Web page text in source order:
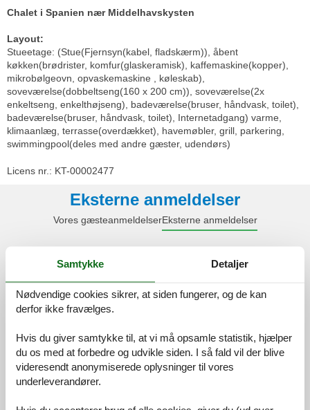
Chalet i Spanien nær Middelhavskysten
Layout:
Stueetage: (Stue(Fjernsyn(kabel, fladskærm)), åbent
køkken(brødrister, komfur(glaskeramisk), kaffemaskine(kopper),
mikrobølgeovn, opvaskemaskine , køleskab),
soveværelse(dobbeltseng(160 x 200 cm)), soveværelse(2x
enkeltseng, enkelthøjseng), badeværelse(bruser, håndvask, toilet),
badeværelse(bruser, håndvask, toilet), Internetadgang) varme,
klimaanlæg, terrasse(overdækket), havemøbler, grill, parkering,
swimmingpool(deles med andre gæster, udendørs)
Licens nr.: KT-00002477
Eksterne anmeldelser
Vores gæsteanmeldelserEksterne anmeldelser
4,6
10 eksterne anmeldelser
4,5 april 2026
Generel:
Insgesamt eine solide Wahl für einen kurzen Aufenthalt, Die
Schlafzimmer waren komfortabel, und die Klimaanlage hielt uns an
Samtykke Detaljer
Nødvendige cookies sikrer, at siden fungerer, og de kan
derfor ikke fravælges.
Hvis du giver samtykke til, at vi må opsamle statistik, hjælper
du os med at forbedre og udvikle siden. I så fald vil der blive
videresendt anonymiserede oplysninger til vores
underleverandører.